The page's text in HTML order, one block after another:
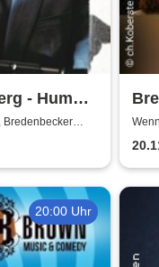
- Humor-
Bredenbecker
20:00 Uhr